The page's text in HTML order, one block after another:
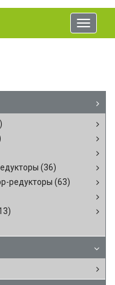
Toggle
(36)
редукторы (63)